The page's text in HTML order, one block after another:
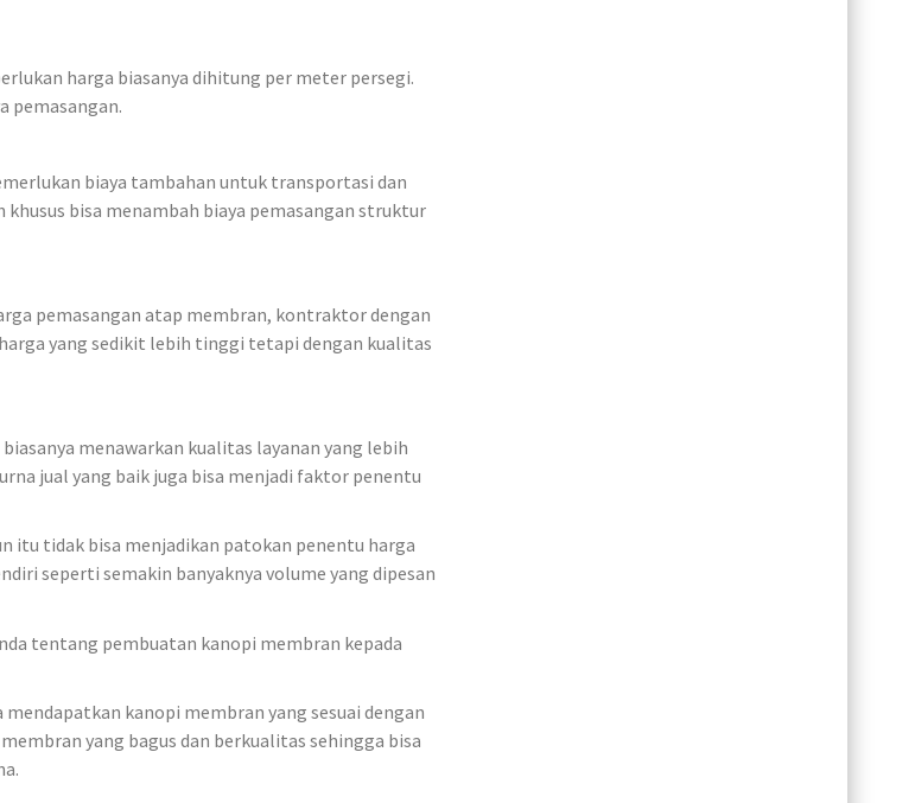
harga biasanya dihitung per meter persegi.
pemasangan.
biaya tambahan untuk transportasi dan
bisa menambah biaya pemasangan struktur
pemasangan atap membran, kontraktor dengan
yang sedikit lebih tinggi tetapi dengan kualitas
menawarkan kualitas layanan yang lebih
jual yang baik juga bisa menjadi faktor penentu
itu tidak bisa menjadikan patokan penentu harga
seperti semakin banyaknya volume yang dipesan
tentang pembuatan kanopi membran kepada
kanopi membran yang sesuai dengan
yang bagus dan berkualitas sehingga bisa